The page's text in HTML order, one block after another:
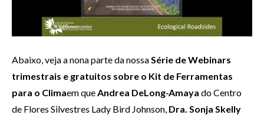
Abaixo, veja a nona parte da nossaSérie de Webinars
trimestrais e gratuitos sobre o Kit de Ferramentas
para o Climaem queAndrea DeLong-Amaya do Centro
de Flores Silvestres Lady Bird Johnson, Dra. Sonja Skelly